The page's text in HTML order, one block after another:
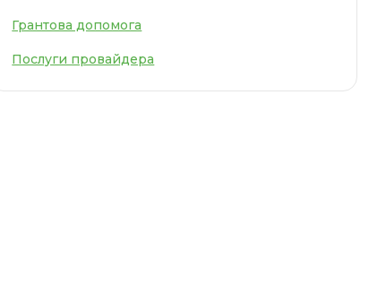
Грантова допомога
Послуги провайдера